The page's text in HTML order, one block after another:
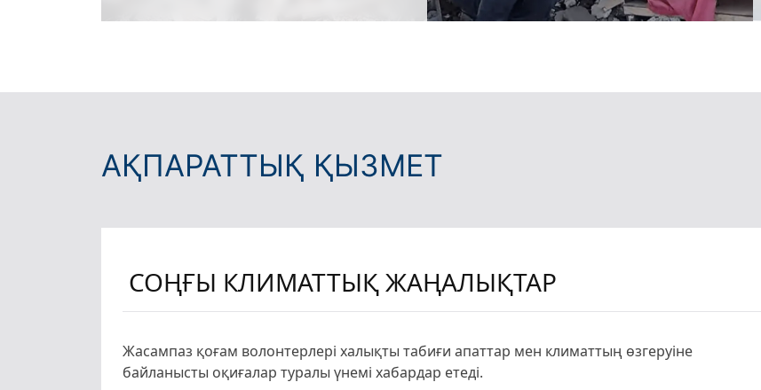
АҚПАРАТТЫҚ ҚЫЗМЕТ
СОҢҒЫ КЛИМАТТЫҚ ЖАҢАЛЫҚТАР
Жасампаз қоғам волонтерлері халықты табиғи апаттар мен климаттың өзгеруіне
байланысты оқиғалар туралы үнемі хабардар етеді.